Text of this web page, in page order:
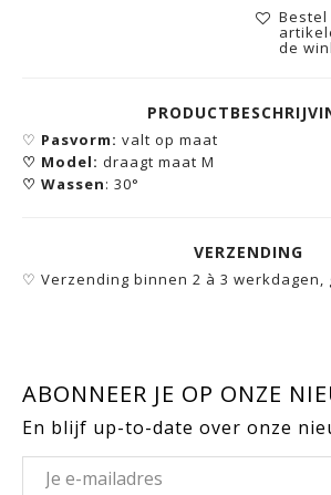
de
♡ Pasvorm: valt op maat
♡ Model: draagt maat M
♡ Wassen: 30°
VERZENDING
♡ Verzending binnen 2 à 3 werkdagen,
ABONNEER JE OP ONZE
En blijf up-to-date over onze